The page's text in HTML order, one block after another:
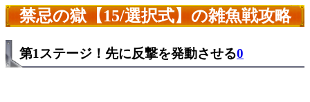
禁忌の獄【15/選択式】の雑魚戦攻略
第1ステージ！先に反撃を発動させる0